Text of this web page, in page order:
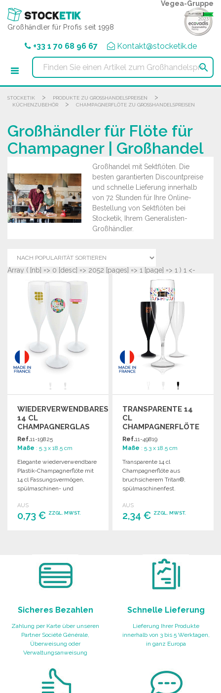
Großhändler für Profis seit 1998
Vegea-Gruppe
+33 1 70 68 96 67 Kontakt@stocketik.de

STOCKETIK > PRODUKTE ZU GROSSHANDELSPREISEN >
KÜCHENZUBEHÖR > CHAMPAGNERFLÖTE ZU GROSSHANDELSPREISEN
Großhändler für Flöte für
Champagner | Großhandel
Großhandel mit Sektflöten. Die
besten garantierten Discountpreise
und schnelle Lieferung innerhalb
von 72 Stunden für Ihre Online-
Bestellung von Sektflöten bei
Stocketik, Ihrem Generalisten-
Großhändler.
Array ( [nb] => 0 [desc] => 2052 [pages] => 1 [page] => 1 ) 1 <-
WIEDERVERWENDBARES
14 CL
CHAMPAGNERGLAS
AUS KUNSTSTOFF ZU
GROSSHANDELSPREISEN
Ref.11-19825
Maße : 5.3 x 18.5 cm
Elegante wiederverwendbare
Plastik-Champagnerflöte mit
14 cl Fassungsvermögen,
spülmaschinen- und
Erhältlich in Weiß und
transparent.
AUS
0,73 € ZZGL. MWST.
TRANSPARENTE 14
CL
CHAMPAGNERFLÖTE
AUS TRITAN ZU
GROSSHANDELSPREISEN
Ref.11-49819
Maße : 5.3 x 18.5 cm
Transparente 14 cl
Champagnerflöte aus
bruchsicherem Tritan®,
spülmaschinenfest.
Einzelverpackungen.
AUS
2,34 € ZZGL. MWST.
Sicheres Bezahlen
Zahlung per Karte über unseren
Partner Société Générale,
Überweisung oder
Verwaltungsanweisung
Schnelle Lieferung
Lieferung Ihrer Produkte
innerhalb von 3 bis 5 Werktagen,
in ganz Europa